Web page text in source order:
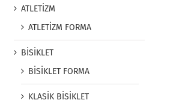
ATLETİZM
ATLETİZM FORMA
BİSİKLET
BİSİKLET FORMA
KLASİK BİSİKLET